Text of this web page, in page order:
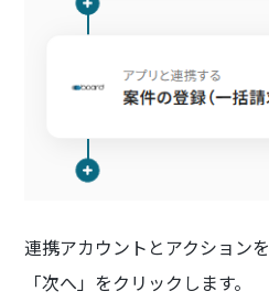
連携アカウントとアクション
「次へ」をクリックします。